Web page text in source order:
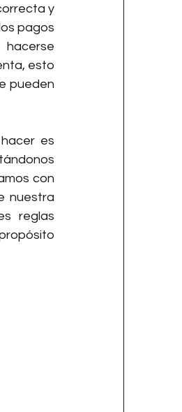
y
pagos
esto
pueden
es
con
nuestra
reglas